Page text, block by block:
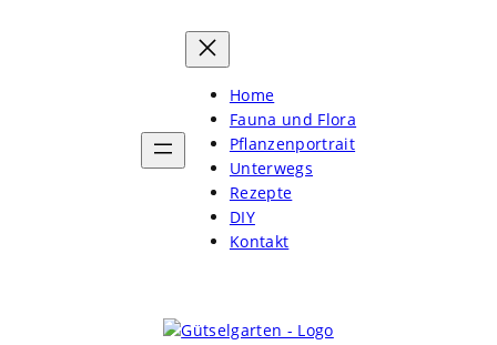
Home
Fauna und Flora
Pflanzenportrait
Unterwegs
Rezepte
DIY
Kontakt